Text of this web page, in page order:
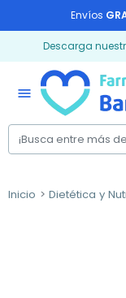
Envíos
Descarga
menu
Inicio Dietética y